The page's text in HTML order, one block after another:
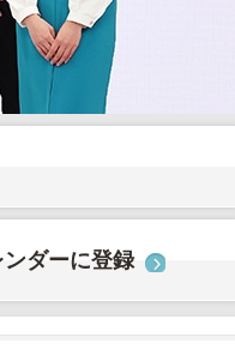
ダーに登録